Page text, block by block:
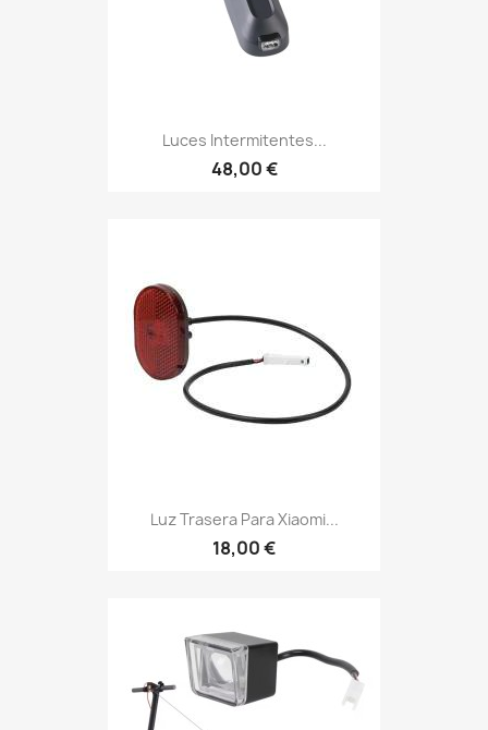
Luces Intermitentes...
48,00 €
Luz Trasera Para Xiaomi...
18,00 €